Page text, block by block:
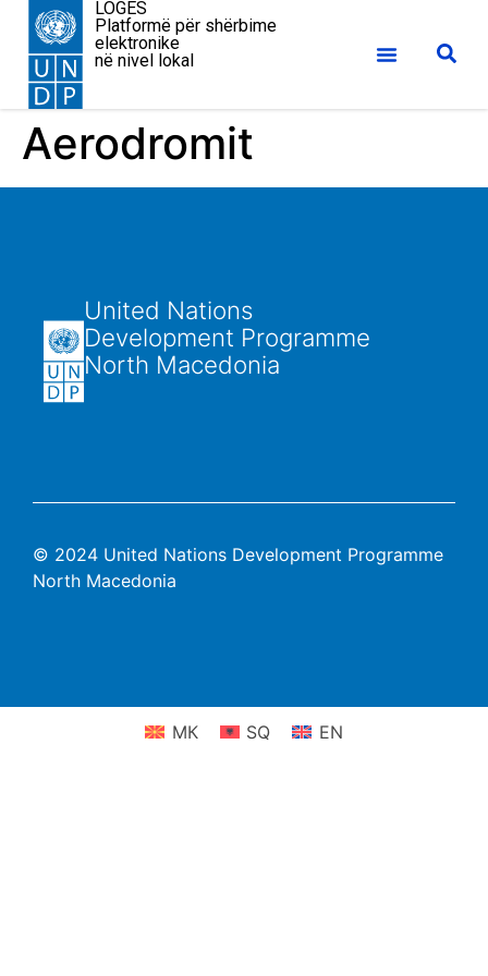
LOGES
Platformë për shërbime
elektronike
në nivel lokal
Aerodromit
United Nations
Development Programme
North Macedonia
© 2024 United Nations Development Programme
North Macedonia
МК SQ EN